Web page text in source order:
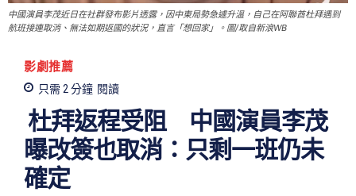
中國演員李茂近日在社群發布影片透露，因中東局勢急遽升溫，自己在阿聯酋杜拜遇到
航班接連取消、無法如期返國的狀況，直言「想回家」。圖/取自新浪WB
影劇推薦
只需 2 分鐘 閱讀
杜拜返程受阻 中國演員李茂
曝改簽也取消：只剩一班仍未
確定